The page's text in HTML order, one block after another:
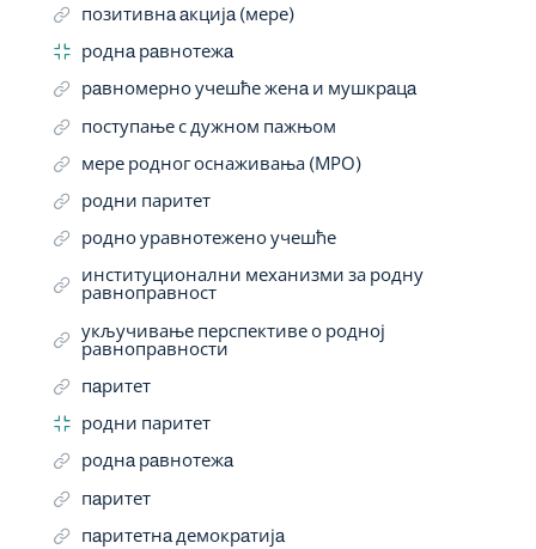
позитивнa aкцијa (мере)
роднa рaвнотежa
рaвномерно учешће женa и мушкрaцa
поступање с дужном пажњом
мере родног оснаживања (МРО)
родни паритет
родно уравнотежено учешће
институционални механизми за родну
равноправност
укључивање перспективе о родној
равноправности
пaритет
родни паритет
роднa рaвнотежa
пaритет
пaритетнa демокрaтијa